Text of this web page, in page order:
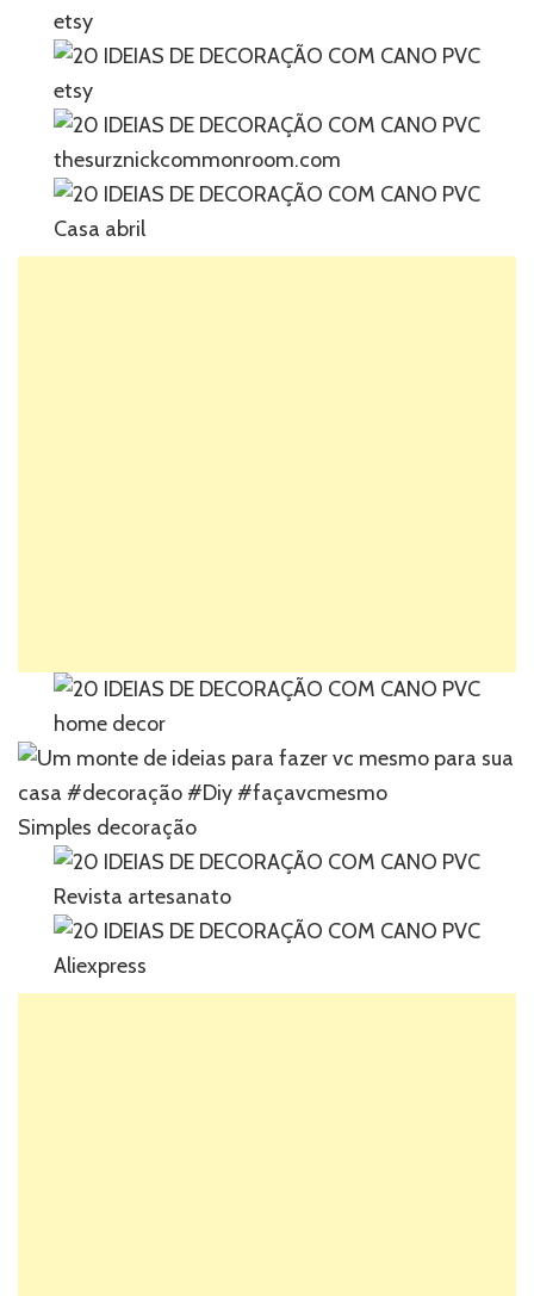
etsy
etsy
thesurznickcommonroom.com
Casa abril
home decor
Simples decoração
Revista artesanato
Aliexpress